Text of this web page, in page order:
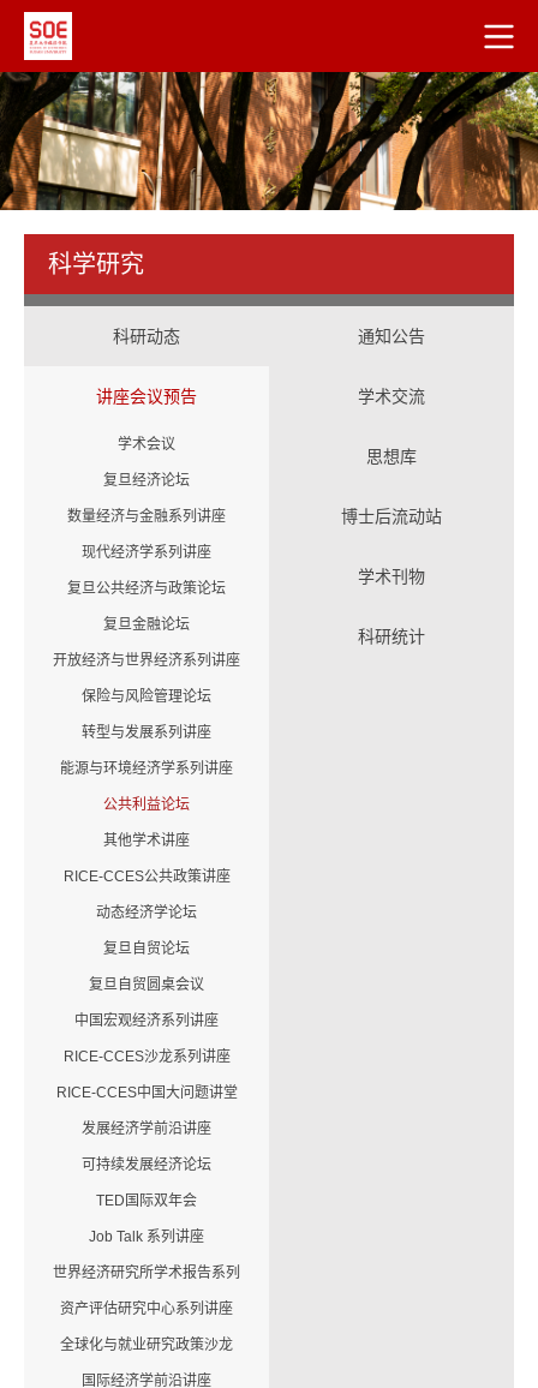
科学研究
科研动态 通知公告
讲座会议预告
学术会议
复旦经济论坛
数量经济与金融系列讲座
现代经济学系列讲座
复旦公共经济与政策论坛
复旦金融论坛
开放经济与世界经济系列讲座
保险与风险管理论坛
转型与发展系列讲座
能源与环境经济学系列讲座
公共利益论坛
其他学术讲座
RICE-CCES公共政策讲座
动态经济学论坛
复旦自贸论坛
复旦自贸圆桌会议
中国宏观经济系列讲座
RICE-CCES沙龙系列讲座
RICE-CCES中国大问题讲堂
发展经济学前沿讲座
可持续发展经济论坛
TED国际双年会
Job Talk 系列讲座
世界经济研究所学术报告系列
资产评估研究中心系列讲座
全球化与就业研究政策沙龙
国际经济学前沿讲座
学术交流
思想库
博士后流动站
学术刊物
科研统计